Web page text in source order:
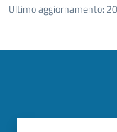
Ultimo aggiornamento: